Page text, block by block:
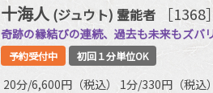
十海人 (ジュウト) 霊能者 ［1368］
奇跡の縁結びの連続、過去も未来もズバ
予約受付中 初回１分単位OK
20分/6,600円（税込） 1分/330円（税込）